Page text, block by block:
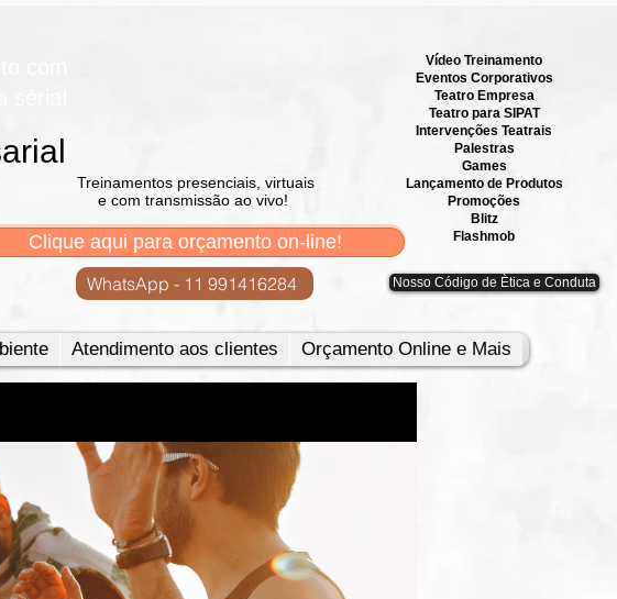
Treinamentos presenciais, virtuais
e com transmissão ao vivo!
Clique aqui para orçamento on-line!
WhatsApp - 11 991416284
Vídeo Treinamento
Eventos Corporativos
​Teatro Empresa
Teatro para SIPAT
Intervenções Teatrais
Palestras
Games
Lançamento de Produtos
Promoções
Blitz
Flashmob
Nosso Código de Ètica e Conduta
Atendimento aos clientes Orçamento Online e Mais